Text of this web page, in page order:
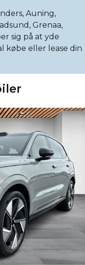
Auning,
Grenaa,
sig på at yde
købe eller lease din